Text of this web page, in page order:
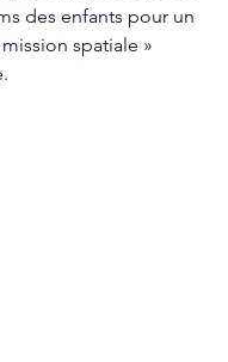
des enfants pour un
spatiale »